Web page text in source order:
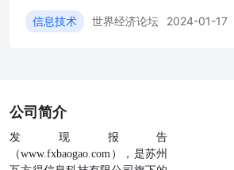
信息技术 世界经济论坛 2024-01-17
公司简介
发现报告
（www.fxbaogao.com），是苏州